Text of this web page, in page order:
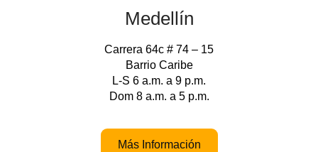
Medellín
Carrera 64c # 74 – 15
Barrio Caribe
L-S 6 a.m. a 9 p.m.
Dom 8 a.m. a 5 p.m.
Más Información